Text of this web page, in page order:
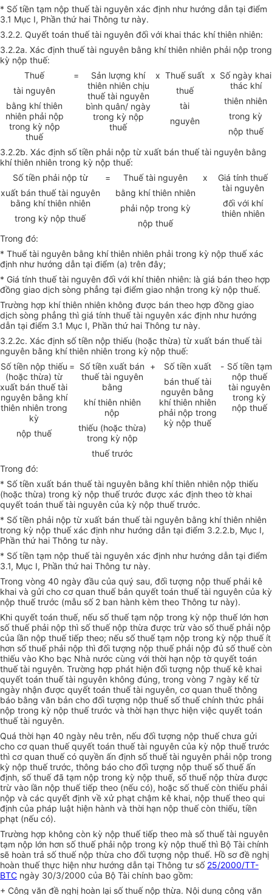
* Số tiền tạm nộp thuế tài nguyên xác định như hướng dẫn tại điểm
3.1 Mục I, Phần thứ hai Thông tư này.
3.2.2. Quyết toán thuế tài nguyên đối với khai thác khí thiên nhiên:
3.2.2a. Xác định thuế tài nguyên bằng khí thiên nhiên phải nộp trong
kỳ nộp thuế:
Thuế
tài nguyên
bằng khí thiên
nhiên phải nộp
trong kỳ nộp
thuế
=
Sản lượng khí
thiên nhiên chịu
thuế tài nguyên
bình quân/ ngày
trong kỳ nộp
thuế
x Thuế suất
thuế
tài
nguyên
x Số ngày khai
thác khí
thiên nhiên
trong kỳ
nộp thuế
3.2.2b. Xác định số tiền phải nộp từ xuất bán thuế tài nguyên bằng
khí thiên nhiên trong kỳ nộp thuế:
Số tiền phải nộp từ
xuất bán thuế tài nguyên
bằng khí thiên nhiên
trong kỳ nộp thuế
=
Thuế tài nguyên
bằng khí thiên nhiên
phải nộp trong kỳ
nộp thuế
x
Giá tính thuế
tài nguyên
đối với khí
thiên nhiên
Trong đó:
* Thuế tài nguyên bằng khí thiên nhiên phải trong kỳ nộp thuế xác
định như hướng dẫn tại điểm (a) trên đây;
* Giá tính thuế tài nguyên đối với khí thiên nhiên: là giá bán theo hợp
đồng giao dịch sòng phẳng tại điểm giao nhận trong kỳ nộp thuế.
Trường hợp khí thiên nhiên không được bán theo hợp đồng giao
dịch sòng phẳng thì giá tính thuế tài nguyên xác định như hướng
dẫn tại điểm 3.1 Mục I, Phần thứ hai Thông tư này.
3.2.2c. Xác định số tiền nộp thiếu (hoặc thừa) từ xuất bán thuế tài
nguyên bằng khí thiên nhiên trong kỳ nộp thuế:
Số tiền nộp thiếu
(hoặc thừa) từ
xuất bán thuế tài
nguyên bằng khí
thiên nhiên trong
kỳ
nộp thuế
= Số tiền xuất bán
thuế tài nguyên
bằng
khí thiên nhiên
nộp
thiếu (hoặc thừa)
trong kỳ nộp
thuế trước
+
Số tiền xuất
bán thuế tài
nguyên bằng
khí thiên nhiên
phải nộp trong
kỳ nộp thuế
- Số tiền tạm
nộp thuế
tài nguyên
trong kỳ
nộp thuế
Trong đó:
* Số tiền xuất bán thuế tài nguyên bằng khí thiên nhiên nộp thiếu
(hoặc thừa) trong kỳ nộp thuế trước được xác định theo tờ khai
quyết toán thuế tài nguyên của kỳ nộp thuế trước.
* Số tiền phải nộp từ xuất bán thuế tài nguyên bằng khí thiên nhiên
trong kỳ nộp thuế xác định như hướng dẫn tại điểm 3.2.2.b, Mục I,
Phần thứ hai Thông tư này.
* Số tiền tạm nộp thuế tài nguyên xác định như hướng dẫn tại điểm
3.1, Mục I, Phần thứ hai Thông tư này.
Trong vòng 40 ngày đầu của quý sau, đối tượng nộp thuế phải kê
khai và gửi cho cơ quan thuế bản quyết toán thuế tài nguyên của kỳ
nộp thuế trước (mẫu số 2 ban hành kèm theo Thông tư này).
Khi quyết toán thuế, nếu số thuế tạm nộp trong kỳ nộp thuế lớn hơn
số thuế phải nộp thì số thuế nộp thừa được trừ vào số thuế phải nộp
của lần nộp thuế tiếp theo; nếu số thuế tạm nộp trong kỳ nộp thuế ít
hơn số thuế phải nộp thì đối tượng nộp thuế phải nộp đủ số thuế còn
thiếu vào Kho bạc Nhà nước cùng với thời hạn nộp tờ quyết toán
thuế tài nguyên. Trường hợp phát hiện đối tượng nộp thuế kê khai
quyết toán thuế tài nguyên không đúng, trong vòng 7 ngày kể từ
ngày nhận được quyết toán thuế tài nguyên, cơ quan thuế thông
báo bằng văn bản cho đối tượng nộp thuế số thuế chính thức phải
nộp trong kỳ nộp thuế trước và thời hạn thực hiện việc quyết toán
thuế tài nguyên.
Quá thời hạn 40 ngày nêu trên, nếu đối tượng nộp thuế chưa gửi
cho cơ quan thuế quyết toán thuế tài nguyên của kỳ nộp thuế trước
thì cơ quan thuế có quyền ấn định số thuế tài nguyên phải nộp trong
kỳ nộp thuế trước, thông báo cho đối tượng nộp thuế số thuế ấn
định, số thuế đã tạm nộp trong kỳ nộp thuế, số thuế nộp thừa được
trừ vào lần nộp thuế tiếp theo (nếu có), hoặc số thuế còn thiếu phải
nộp và các quyết định về xử phạt chậm kê khai, nộp thuế theo qui
định của pháp luật hiện hành và thời hạn nộp thuế còn thiếu, tiền
phạt (nếu có).
Trường hợp không còn kỳ nộp thuế tiếp theo mà số thuế tài nguyên
tạm nộp lớn hơn số thuế phải nộp trong kỳ nộp thuế thì Bộ Tài chính
sẽ hoàn trả số thuế nộp thừa cho đối tượng nộp thuế. Hồ sơ đề nghị
hoàn thuế thực hiện như hướng dẫn tại Thông tư số 25/2000/TT-
BTC ngày 30/3/2000 của Bộ Tài chính bao gồm:
+ Công văn đề nghị hoàn lại số thuế nộp thừa. Nội dung công văn